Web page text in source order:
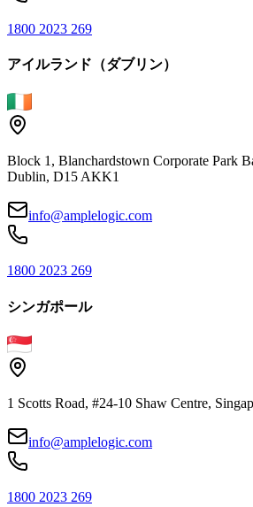
1800 2023 269
アイルランド（ダブリン）
Block 1, Blanchardstown Corporate Park
Dublin, D15 AKK1
info@amplelogic.com
1800 2023 269
シンガポール
1 Scotts Road, #24-10 Shaw Centre,
info@amplelogic.com
1800 2023 269